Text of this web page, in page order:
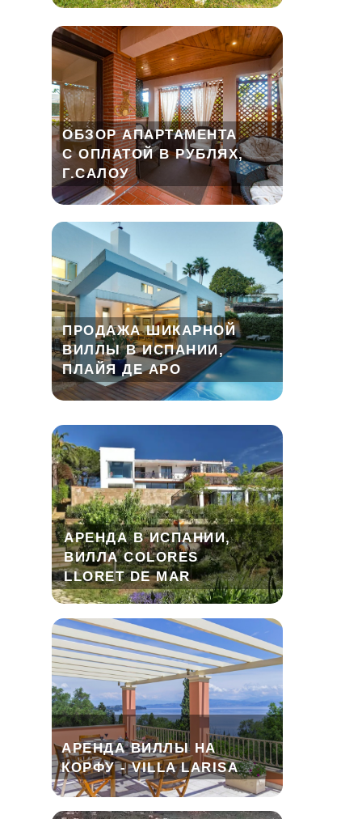
ОБЗОР АПАРТАМЕНТА
С ОПЛАТОЙ В РУБЛЯХ,
Г.САЛОУ
ПРОДАЖА ШИКАРНОЙ
ВИЛЛЫ В ИСПАНИИ,
ПЛАЙЯ ДЕ АРО
АРЕНДА В ИСПАНИИ,
ВИЛЛА COLORES
LLORET DE MAR
АРЕНДА ВИЛЛЫ НА
КОРФУ - VILLA LARISA